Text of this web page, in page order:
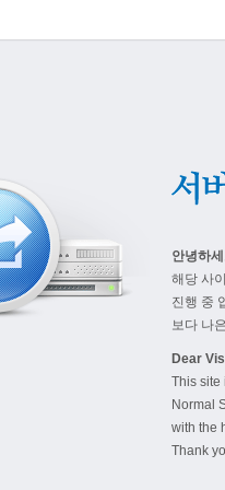
안녕하
해당 사
진행 중
보다 나
Dear
This site
Normal
with the
Thank